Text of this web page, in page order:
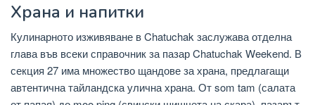
Храна и напитки
Кулинарното изживяване в Chatuchak заслужава отделна
глава във всеки справочник за пазар Chatuchak Weekend. В
секция 27 има множество щандове за храна, предлагащи
автентична тайландска улична храна. От som tam (салата